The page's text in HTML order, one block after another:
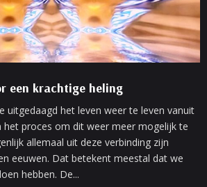
een krachtige heling
uitgedaagd het leven weer te leven vanuit
het proces om dit weer meer mogelijk te
allemaal uit deze verbinding zijn
eeuwen. Dat betekent meestal dat we
hebben. De...